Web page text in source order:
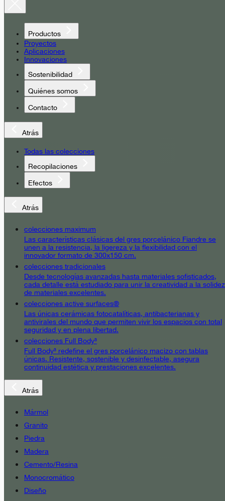
Productos
Proyectos
Aplicaciones
Innovaciones
Sostenibilidad
Quiénes somos
Contacto
Atrás
Todas las colecciones
Recopilaciones
Efectos
Atrás
colecciones maximum
Las características clásicas del gres porcelánico Fiandre se
unen a la resistencia, la ligereza y la flexibilidad con el
innovador formato de 300x150 cm.
colecciones tradicionales
Desde tecnologías avanzadas hasta materiales sofisticados,
cada detalle está estudiado para unir la creatividad a la solidez
de materiales excelentes.
colecciones active surfaces®
Las únicas cerámicas fotocatalíticas, antibacterianas y
antivirales del mundo que permiten vivir los espacios con total
seguridad y en plena libertad.
colecciones Full Body³
Full Body³ redefine el gres porcelánico macizo con tablas
únicas. Resistente, sostenible y desinfectable, asegura
continuidad estética y prestaciones excelentes.
Atrás
Mármol
Granito
Piedra
Madera
Cemento/Resina
Monocromático
Diseño